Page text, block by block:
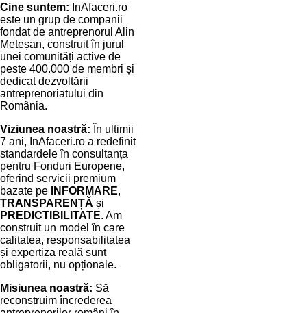
Cine suntem: InAfaceri.ro
este un grup de companii
fondat de antreprenorul Alin
Meteșan, construit în jurul
unei comunități active de
peste 400.000 de membri și
dedicat dezvoltării
antreprenoriatului din
România.
Viziunea noastră: În ultimii
7 ani, InAfaceri.ro a redefinit
standardele în consultanța
pentru Fonduri Europene,
oferind servicii premium
bazate pe
INFORMARE,
TRANSPARENȚĂ și
PREDICTIBILITATE. Am
construit un model în care
calitatea, responsabilitatea
și expertiza reală sunt
obligatorii, nu opționale.
Misiunea noastră: Să
reconstruim încrederea